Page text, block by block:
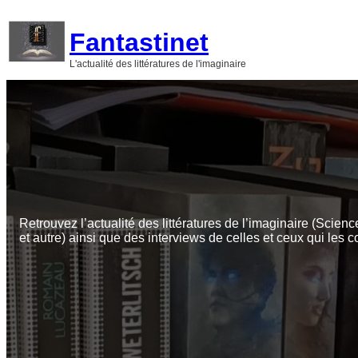
contenu
Fantastinet
L'actualité des littératures de l'imaginaire
Retrouvez l’actualité des littératures de l’imaginaire
et autre) ainsi que des interviews de celles et ceux qui les